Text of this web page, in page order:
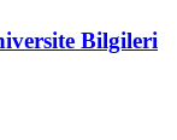
Bilgileri